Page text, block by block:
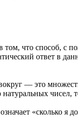
что способ, с
ответ в
— это
чисел,
«сколько я